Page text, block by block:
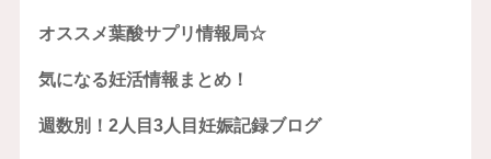
オススメ葉酸サプリ情報局☆
気になる妊活情報まとめ！
週数別！2人目3人目妊娠記録ブログ